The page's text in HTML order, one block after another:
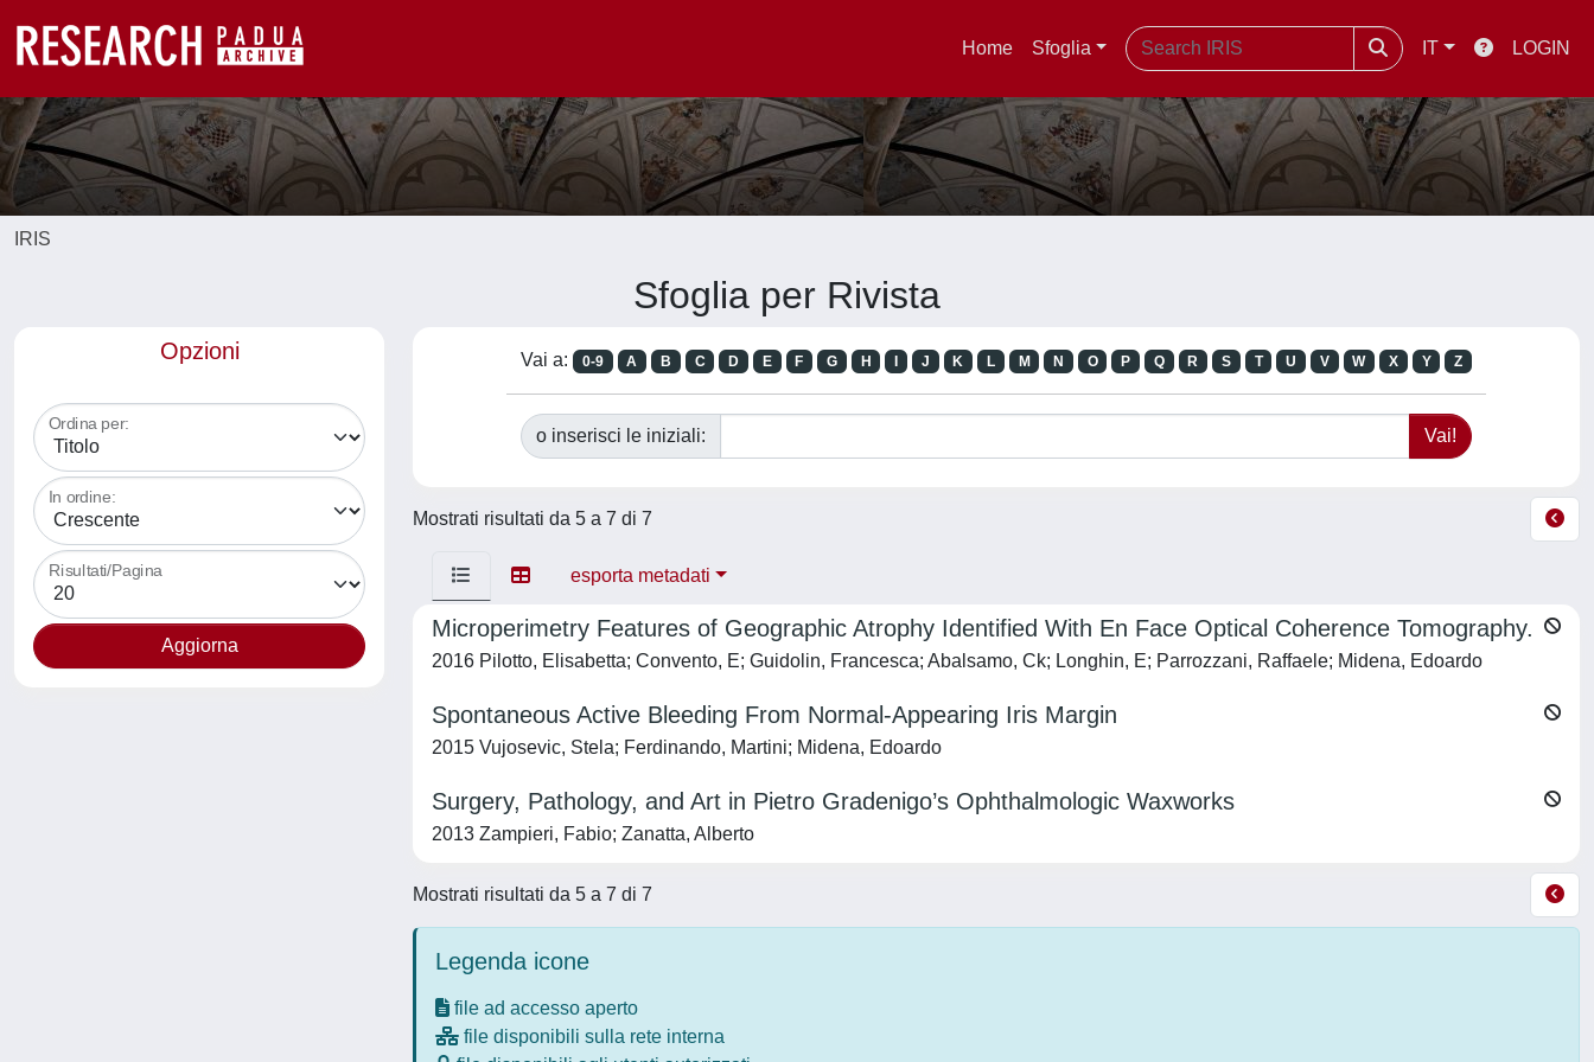
Home Sfoglia IT LOGIN
IRIS
Sfoglia per Rivista
Opzioni
Ordina per:
In ordine:
Risultati/Pagina
Vai a: 0-9 A B C D E F G H J K L M N O P Q R S T U V W X Y Z
o inserisci le iniziali:
Mostrati risultati da 5 a 7 di 7
esporta metadati
Microperimetry Features of Geographic Atrophy Identified With En Face Optical Coherence Tomography.
2016 Pilotto, Elisabetta; Convento, E; Guidolin, Francesca; Abalsamo, Ck; Longhin, E; Parrozzani, Raffaele; Midena, Edoardo
Spontaneous Active Bleeding From Normal-Appearing Iris Margin
2015 Vujosevic, Stela; Ferdinando, Martini; Midena, Edoardo
Surgery, Pathology, and Art in Pietro Gradenigo’s Ophthalmologic Waxworks
2013 Zampieri, Fabio; Zanatta, Alberto
Mostrati risultati da 5 a 7 di 7
Legenda icone
file ad accesso aperto
file disponibili sulla rete interna